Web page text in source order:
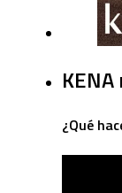
¿Qué